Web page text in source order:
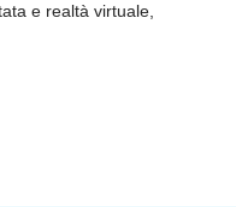
e realtà virtuale,